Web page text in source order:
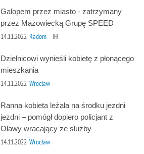
Galopem przez miasto - zatrzymany
przez Mazowiecką Grupę SPEED
14.11.2022 Radom
Dzielnicowi wynieśli kobietę z płonącego
mieszkania
14.11.2022 Wrocław
Ranna kobieta leżała na środku jezdni
jezdni – pomógł dopiero policjant z
Oławy wracający ze służby
14.11.2022 Wrocław